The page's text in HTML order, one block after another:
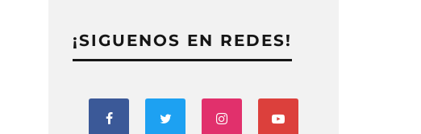
¡SIGUENOS EN REDES!